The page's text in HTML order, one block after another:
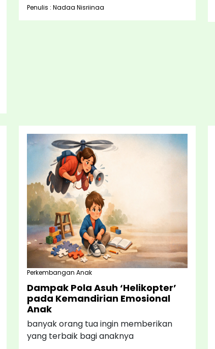
Penulis : Nadaa Nisriinaa
Perkembangan Anak
Dampak Pola Asuh ‘Helikopter’
pada Kemandirian Emosional
Anak
banyak orang tua ingin memberikan
yang terbaik bagi anaknya